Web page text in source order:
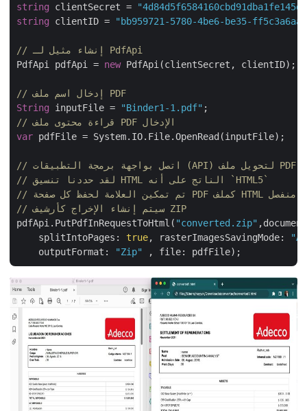
string clientSecret =
string clientID = "bb959721-5780-4be6-be35-
// إنشاء مثيل لـ PdfApi
PdfApi pdfApi = new PdfApi(clientSecret, clientID);
// إدخال اسم ملف PDF
String inputFile = "Binder1-1.pdf"
// قراءة محتوى ملف PDF الإدخال
var pdfFile = System.IO.File.OpenRead(inputFile);
// لقد حددنا تنسيق HTML الناتج على أنه `HTML5`
// تم تمكين العلامة لحفظ كل صفحة PDF كملف HTML منفصل
// سيتم إنشاء الإخراج كأرشيف ZIP
pdfApi.PutPdfInRequestToHtml("converted.zip"
    splitIntoPages:
true , rasterImagesSavingMode:
    outputFormat:
"Zip"